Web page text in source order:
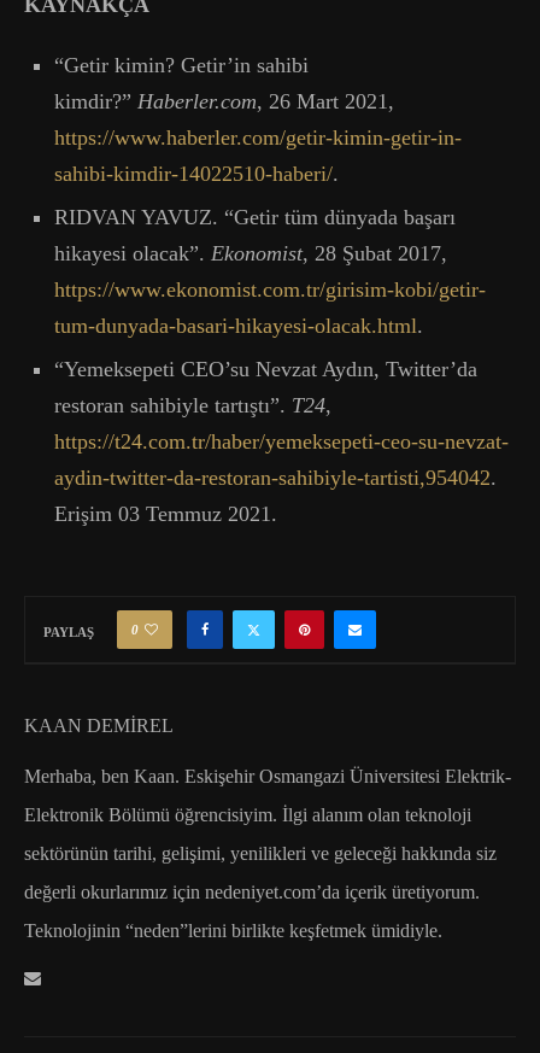
“Getir kimin? Getir’in sahibi
kimdir?” Haberler.com, 26 Mart 2021,
https://www.haberler.com/getir-kimin-getir-in-
sahibi-kimdir-14022510-haberi/.
RIDVAN YAVUZ. “Getir tüm dünyada başarı
hikayesi olacak”. Ekonomist, 28 Şubat 2017,
https://www.ekonomist.com.tr/girisim-kobi/getir-
tum-dunyada-basari-hikayesi-olacak.html.
“Yemeksepeti CEO’su Nevzat Aydın, Twitter’da
restoran sahibiyle tartıştı”. T24,
https://t24.com.tr/haber/yemeksepeti-ceo-su-nevzat-
aydin-twitter-da-restoran-sahibiyle-tartisti,954042.
Erişim 03 Temmuz 2021.
PAYLAŞ 0
KAAN DEMİREL
Merhaba, ben Kaan. Eskişehir Osmangazi Üniversitesi Elektrik-
Elektronik Bölümü öğrencisiyim. İlgi alanım olan teknoloji
sektörünün tarihi, gelişimi, yenilikleri ve geleceği hakkında siz
değerli okurlarımız için nedeniyet.com’da içerik üretiyorum.
Teknolojinin “neden”lerini birlikte keşfetmek ümidiyle.